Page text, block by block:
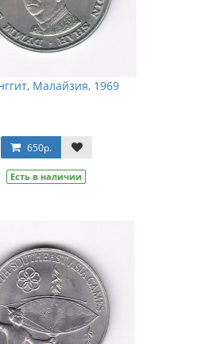
Малайзия, 1969
650р.
Есть в наличии